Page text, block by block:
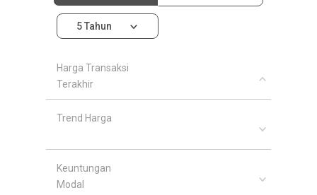
5 Tahun
Harga Transaksi
Terakhir
Trend Harga
Keuntungan
Modal